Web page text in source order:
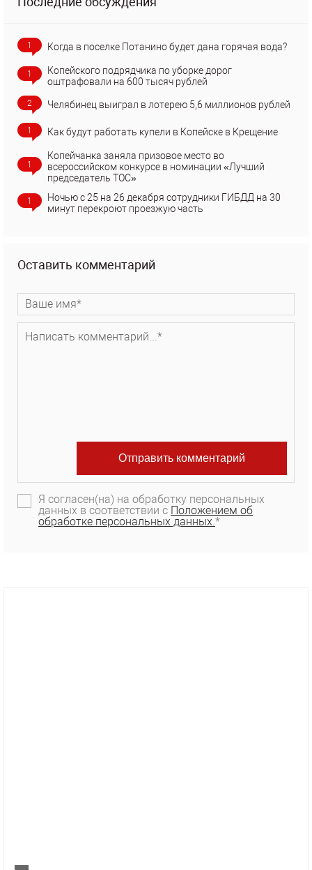
1 Когда в поселке Потанино будет дана горячая вода?
1
Копейского подрядчика по уборке дорог
оштрафовали на 600 тысяч рублей
2 Челябинец выиграл в лотерею 5,6 миллионов рублей
1 Как будут работать купели в Копейске в Крещение
1
Копейчанка заняла призовое место во
всероссийском конкурсе в номинации «Лучший
председатель ТОС»
1
Ночью с 25 на 26 декабря сотрудники ГИБДД на 30
минут перекроют проезжую часть
Оставить комментарий
Я согласен(на) на обработку персональных
данных в соответствии с Положением об
обработке персональных данных. *